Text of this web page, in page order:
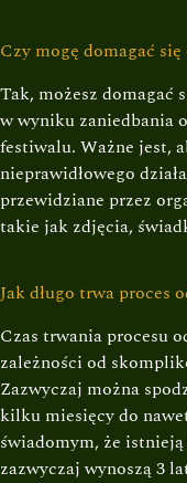
Czy mogę domagać
Tak, możesz domagać
w wyniku zaniedbania
festiwalu. Ważne jest,
nieprawidłowego
przewidziane przez
takie jak zdjęcia,
Jak długo trwa proces
Czas trwania procesu
zależności od
Zazwyczaj można
kilku miesięcy do
świadomym, że
zazwyczaj wynoszą 3